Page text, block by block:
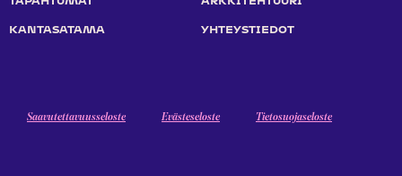
KANTASATAMA YHTEYSTIEDOT
Saavutettavuusseloste Evästeseloste Tietosuojaseloste